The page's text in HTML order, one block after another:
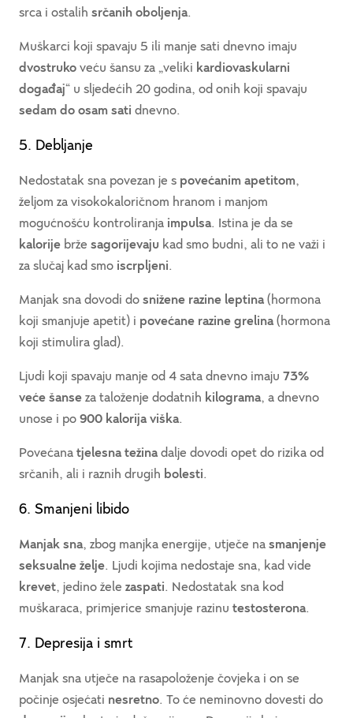
srca i ostalih srčanih oboljenja.
Muškarci koji spavaju 5 ili manje sati dnevno imaju
dvostruko veću šansu za „veliki kardiovaskularni
događaj“ u sljedećih 20 godina, od onih koji spavaju
sedam do osam sati dnevno.
5. Debljanje
Nedostatak sna povezan je s povećanim apetitom,
željom za visokokaloričnom hranom i manjom
mogućnošću kontroliranja impulsa. Istina je da se
kalorije brže sagorijevaju kad smo budni, ali to ne važi i
za slučaj kad smo iscrpljeni.
Manjak sna dovodi do snižene razine leptina (hormona
koji smanjuje apetit) i povećane razine grelina (hormona
koji stimulira glad).
Ljudi koji spavaju manje od 4 sata dnevno imaju 73%
veće šanse za taloženje dodatnih kilograma, a dnevno
unose i po 900 kalorija viška.
Povećana tjelesna težina dalje dovodi opet do rizika od
srčanih, ali i raznih drugih bolesti.
6. Smanjeni libido
Manjak sna, zbog manjka energije, utječe na smanjenje
seksualne želje. Ljudi kojima nedostaje sna, kad vide
krevet, jedino žele zaspati. Nedostatak sna kod
muškaraca, primjerice smanjuje razinu testosterona.
7. Depresija i smrt
Manjak sna utječe na rasapoloženje čovjeka i on se
počinje osjećati nesretno. To će neminovno dovesti do